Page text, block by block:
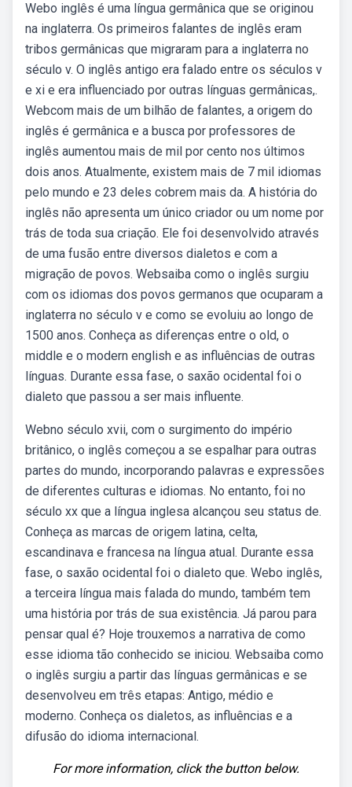
Webo inglês é uma língua germânica que se originou
na inglaterra. Os primeiros falantes de inglês eram
tribos germânicas que migraram para a inglaterra no
século v. O inglês antigo era falado entre os séculos v
e xi e era influenciado por outras línguas germânicas,.
Webcom mais de um bilhão de falantes, a origem do
inglês é germânica e a busca por professores de
inglês aumentou mais de mil por cento nos últimos
dois anos. Atualmente, existem mais de 7 mil idiomas
pelo mundo e 23 deles cobrem mais da. A história do
inglês não apresenta um único criador ou um nome por
trás de toda sua criação. Ele foi desenvolvido através
de uma fusão entre diversos dialetos e com a
migração de povos. Websaiba como o inglês surgiu
com os idiomas dos povos germanos que ocuparam a
inglaterra no século v e como se evoluiu ao longo de
1500 anos. Conheça as diferenças entre o old, o
middle e o modern english e as influências de outras
línguas. Durante essa fase, o saxão ocidental foi o
dialeto que passou a ser mais influente.
Webno século xvii, com o surgimento do império
britânico, o inglês começou a se espalhar para outras
partes do mundo, incorporando palavras e expressões
de diferentes culturas e idiomas. No entanto, foi no
século xx que a língua inglesa alcançou seu status de.
Conheça as marcas de origem latina, celta,
escandinava e francesa na língua atual. Durante essa
fase, o saxão ocidental foi o dialeto que. Webo inglês,
a terceira língua mais falada do mundo, também tem
uma história por trás de sua existência. Já parou para
pensar qual é? Hoje trouxemos a narrativa de como
esse idioma tão conhecido se iniciou. Websaiba como
o inglês surgiu a partir das línguas germânicas e se
desenvolveu em três etapas: Antigo, médio e
moderno. Conheça os dialetos, as influências e a
difusão do idioma internacional.
For more information, click the button below.